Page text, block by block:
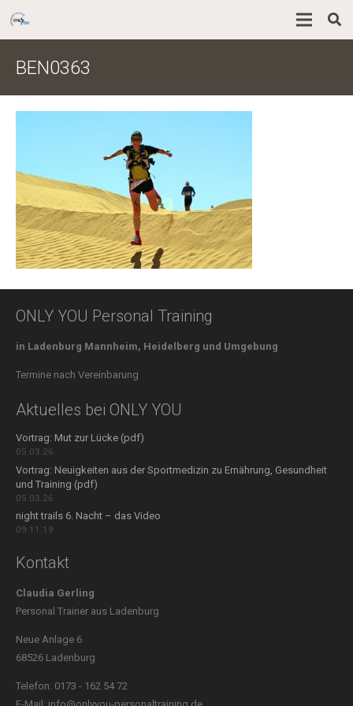
BEN0363
ONLY YOU Personal Training
in Ladenburg Mannheim, Heidelberg und Umgebung
Termine nach Vereinbarung
Aktuelles bei ONLY YOU
Vortrag: Mut zur Lücke (pdf)
05.03.26
Vortrag: Neuigkeiten aus der Sportmedizin zu Ernährung, Gesundheit
und Training (pdf)
05.03.26
night trails 6. Nacht – das Video
09.11.19
Kontakt
Claudia Gerling
Personal Trainer aus Ladenburg
Neue Anlage 6
68526 Ladenburg
Telefon: 0173 - 162 54 72
E-Mail: info@onlyyou-personaltraining.de